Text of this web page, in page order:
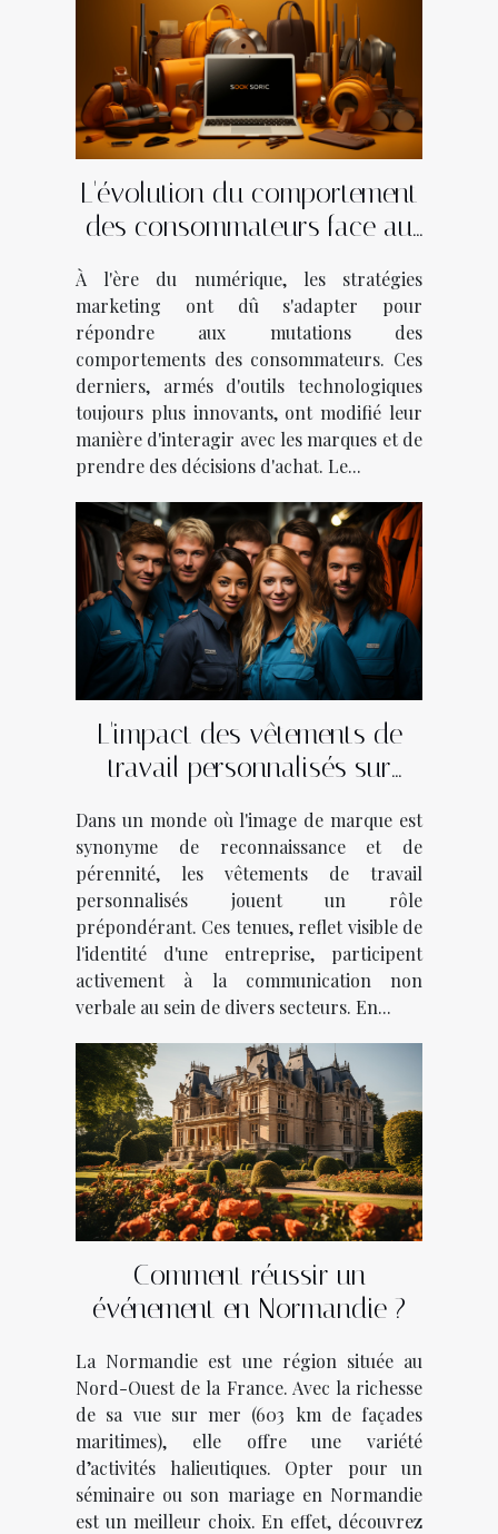
L'évolution du comportement
des consommateurs face au
À l'ère du numérique, les stratégies
marketing ont dû s'adapter pour
répondre aux mutations des
comportements des consommateurs. Ces
derniers, armés d'outils technologiques
toujours plus innovants, ont modifié leur
manière d'interagir avec les marques et de
prendre des décisions d'achat. Le...
L'impact des vêtements de
travail personnalisés sur
divers secteurs d'activité
Dans un monde où l'image de marque est
synonyme de reconnaissance et de
pérennité, les vêtements de travail
personnalisés jouent un rôle
prépondérant. Ces tenues, reflet visible de
l'identité d'une entreprise, participent
activement à la communication non
verbale au sein de divers secteurs. En...
Comment réussir un
événement en Normandie ?
La Normandie est une région située au
Nord-Ouest de la France. Avec la richesse
de sa vue sur mer (603 km de façades
maritimes), elle offre une variété
d’activités halieutiques. Opter pour un
séminaire ou son mariage en Normandie
est un meilleur choix. En effet, découvrez